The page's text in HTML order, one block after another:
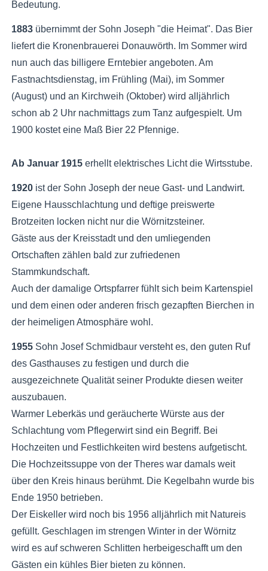
Bedeutung.
1883 übernimmt der Sohn Joseph "die Heimat". Das Bier
liefert die Kronenbrauerei Donauwörth. Im Sommer wird
nun auch das billigere Erntebier angeboten. Am
Fastnachtsdienstag, im Frühling (Mai), im Sommer
(August) und an Kirchweih (Oktober) wird alljährlich
schon ab 2 Uhr nachmittags zum Tanz aufgespielt. Um
1900 kostet eine Maß Bier 22 Pfennige.
Ab Januar 1915 erhellt elektrisches Licht die Wirtsstube.
1920 ist der Sohn Joseph der neue Gast- und Landwirt.
Eigene Hausschlachtung und deftige preiswerte
Brotzeiten locken nicht nur die Wörnitzsteiner.
Gäste aus der Kreisstadt und den umliegenden
Ortschaften zählen bald zur zufriedenen
Stammkundschaft.
Auch der damalige Ortspfarrer fühlt sich beim Kartenspiel
und dem einen oder anderen frisch gezapften Bierchen in
der heimeligen Atmosphäre wohl.
1955 Sohn Josef Schmidbaur versteht es, den guten Ruf
des Gasthauses zu festigen und durch die
ausgezeichnete Qualität seiner Produkte diesen weiter
auszubauen.
Warmer Leberkäs und geräucherte Würste aus der
Schlachtung vom Pflegerwirt sind ein Begriff. Bei
Hochzeiten und Festlichkeiten wird bestens aufgetischt.
Die Hochzeitssuppe von der Theres war damals weit
über den Kreis hinaus berühmt. Die Kegelbahn wurde bis
Ende 1950 betrieben.
Der Eiskeller wird noch bis 1956 alljährlich mit Natureis
gefüllt. Geschlagen im strengen Winter in der Wörnitz
wird es auf schweren Schlitten herbeigeschafft um den
Gästen ein kühles Bier bieten zu können.